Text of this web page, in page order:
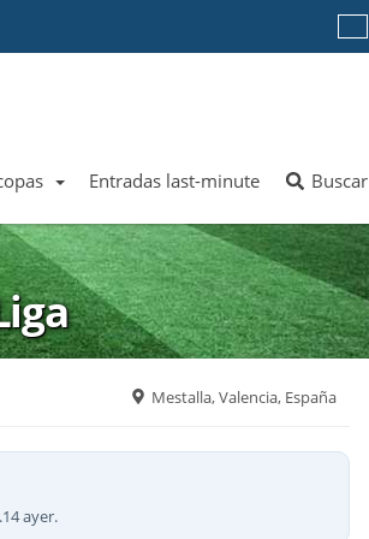
ver más equipos
ver más ligas
Entradas last-minute Buscar
Mestalla, Valencia, España
ayer.